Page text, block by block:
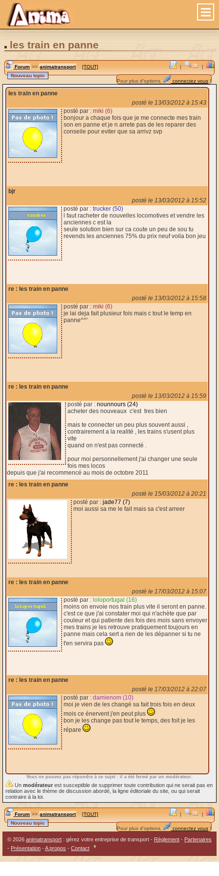
les train en panne
| |
Forum >>animatransport [TOUT]
Pour plus d'options, connectez vous!
les train en panne
posté le 13/03/2012 à 15:43
posté par : miki (6)
bonjour a chaque fois que je me connecte mes train
son en panne et je n arrete pas de les reparer des
conseile pour eviter que sa arrivz svp
bjr
posté le 13/03/2012 à 15:52
posté par : trucker (50)
l faut racheter de nouvelles locomotives et vendre les
anciennes c est la
seule solution bien sur ca coute un peu de sou tu
revends les anciennes 75% du prix neuf voila bon jeu
re : les train en panne
posté le 13/03/2012 à 15:58
posté par : miki (6)
je lai deja fait plusieur fois mais c tout le temp en
panne^^'
re : les train en panne
posté le 13/03/2012 à 15:59
posté par : nounnours (24)
acheter des nouveaux c'est tres bien
mais te connecter un peu plus souvent aussi ,
contrairement a la realité , les trains s'usent plus
vite
quand on n'est pas connecté .
pour moi personnellement j'ai changer une seule
fois mes locos
depuis que j'ai recommencé au mois de octobre 2011
re : les train en panne
posté le 15/03/2012 à 20:21
posté par : jade77 (7)
moi aussi sa me le fait mais sa c'est arreer
re : les train en panne
posté le 17/03/2012 à 15:07
posté par : loloportugal (16)
moins on envoie nos train plus vite il seront en panne.
c'est ce que j'ai constater moi qui n'achète que par
couleur et qui patiente des fois des mois sans envoyer
mes trains je les retrouve pratiquement toujours en
panne mais cela sert a rien de les dépanner si tu ne
t'en servira pas
re : les train en panne
posté le 17/03/2012 à 22:07
posté par : damienom (10)
moi je vien de les changé sa fait trois fois en deux
mois ce énervent j'en peut plus
bon je les change pas tout le temps, des foit je les
répare
Vous ne pouvez pas répondre à ce sujet : il a été fermé par un modérateur.
Un modérateur est susceptible de supprimer toute contribution qui ne serait pas en
relation avec le thème de discussion abordé, la ligne éditoriale du site, ou qui serait
contraire à la loi.
| |
Forum >>animatransport [TOUT]
Pour plus d'options, connectez vous!
© 2026 animatransport : gérez votre entreprise de transport - Règlement - Partenaires
- Présentation -A propos - Contact